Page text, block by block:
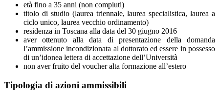
età fino a 35 anni (non compiuti)
titolo di studio (laurea triennale, laurea specialistica, laurea a
ciclo unico, laurea vecchio ordinamento)
residenza in Toscana alla data del 30 giugno 2016
aver ottenuto alla data di presentazione della domanda
l’ammissione incondizionata al dottorato ed essere in possesso
di un’idonea lettera di accettazione dell’Università
non aver fruito del voucher alta formazione all’estero
Tipologia di azioni ammissibili